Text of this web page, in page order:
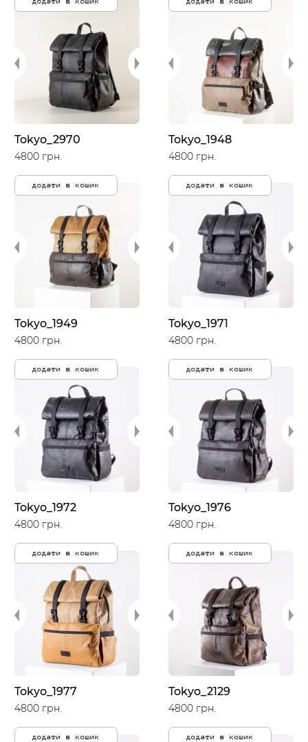
Tokyo_2970
4800 грн.
додати в кошик
Tokyo_1948
4800 грн.
додати в кошик
Tokyo_1949
4800 грн.
додати в кошик
Tokyo_1971
4800 грн.
додати в кошик
Tokyo_1972
4800 грн.
додати в кошик
Tokyo_1976
4800 грн.
додати в кошик
Tokyo_1977
4800 грн.
додати в кошик
Tokyo_2129
4800 грн.
додати в кошик